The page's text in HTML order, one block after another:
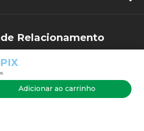
Adicionar ao carrinho
Relacionamento
DE PAGAMENTO